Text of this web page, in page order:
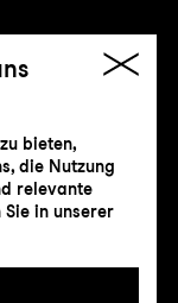
bieten,
die Nutzung
relevante
Sie in unserer